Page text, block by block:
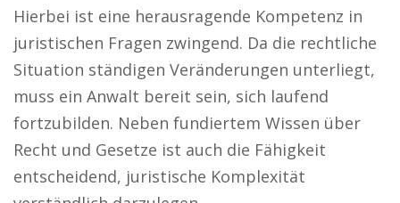
Hierbei ist eine herausragende Kompetenz in
juristischen Fragen zwingend. Da die rechtliche
Situation ständigen Veränderungen unterliegt,
muss ein Anwalt bereit sein, sich laufend
fortzubilden. Neben fundiertem Wissen über
Recht und Gesetze ist auch die Fähigkeit
entscheidend, juristische Komplexität